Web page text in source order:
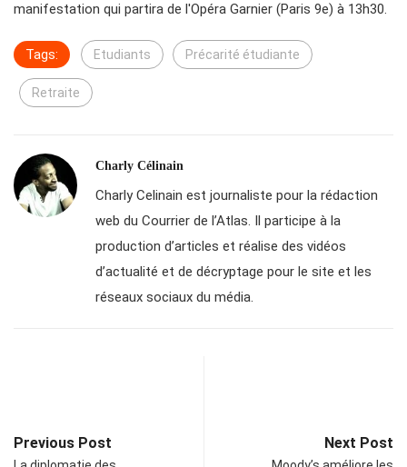
manifestation qui partira de l'Opéra Garnier (Paris 9e) à 13h30.
Tags: Etudiants Précarité étudiante
Retraite
Charly Célinain
Charly Celinain est journaliste pour la rédaction
web du Courrier de l’Atlas. Il participe à la
production d’articles et réalise des vidéos
d’actualité et de décryptage pour le site et les
réseaux sociaux du média.
Previous Post Next Post